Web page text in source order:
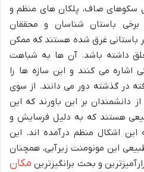
صاف، پلکان های منظم و
باستان شناسان و محققان
باستانی غرق شده هستند که ممکن
داشته باشد. آن ها به شباهت
اشاره می کنند و این سازه ها را
در گذشته دور می دانند. از سوی
دانشمندان بر این باورند که این
هستند که به دلیل فرسایش و
اشکال منظم درآمده اند. این
این مونومنت زیرآبی، همچنان
و بحث برانگیزترین مکان